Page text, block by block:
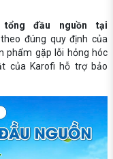
đầu nguồn tại
đúng quy định của
phẩm gặp lỗi hỏng hóc
của Karofi hỗ trợ bảo